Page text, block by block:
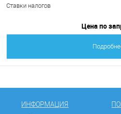
Ставки налогов
Цена по
ИНФОРМАЦИЯ